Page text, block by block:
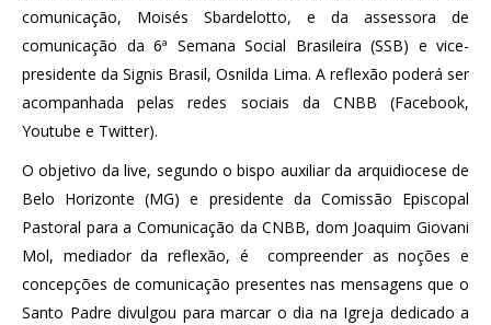
comunicação, Moisés Sbardelotto, e da assessora de
comunicação da 6ª Semana Social Brasileira (SSB) e vice-
presidente da Signis Brasil, Osnilda Lima. A reflexão poderá ser
acompanhada pelas redes sociais da CNBB (Facebook,
Youtube e Twitter).
O objetivo da live, segundo o bispo auxiliar da arquidiocese de
Belo Horizonte (MG) e presidente da Comissão Episcopal
Pastoral para a Comunicação da CNBB, dom Joaquim Giovani
Mol, mediador da reflexão, é compreender as noções e
concepções de comunicação presentes nas mensagens que o
Santo Padre divulgou para marcar o dia na Igreja dedicado a